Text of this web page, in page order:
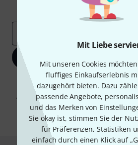
Mit Liebe
Mit unseren Cookies
fluffiges Einkaufserlebnis
dazugehört bieten. Dazu
passende Angebote,
und das Merken von
Sie okay ist, stimmen Sie der
für Präferenzen, Statistiken
einfach durch einen Klick auf
Inspirierende Beiträge
Mit Klick auf „Jetzt anmelden“ stimmen
Werbung und einer Messung des E-Mail-
Abmeldung ist jederzeit möglich. Weitere
unseren
* Pflichtfeld